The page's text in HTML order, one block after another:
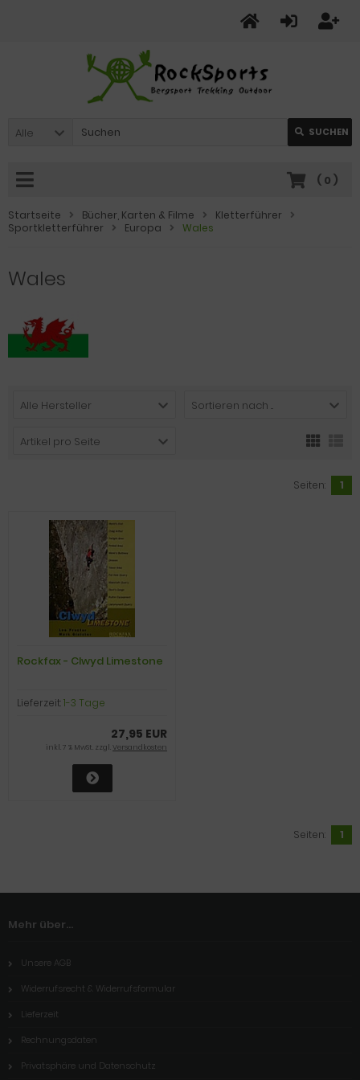
Alle SUCHEN
( 0 )
Startseite Bücher, Karten & Filme
Kletterführer
Sportkletterführer
Europa Wales
Wales
Alle Hersteller Sortieren nach ...
Artikel pro Seite
Seiten: 1
Rockfax - Clwyd Limestone
Lieferzeit:1-3 Tage
27,95 EUR
inkl. 7 % MwSt. zzgl.Versandkosten
Seiten: 1
Mehr über...
Unsere AGB
Widerrufsrecht & Widerrufsformular
Lieferzeit
Rechnungsdaten
Privatsphäre und Datenschutz